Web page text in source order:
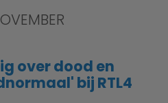
over dood en
bij RTL4